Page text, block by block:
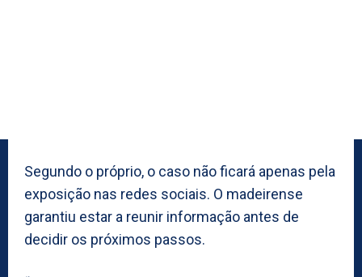
Segundo o próprio, o caso não ficará apenas pela
exposição nas redes sociais. O madeirense
garantiu estar a reunir informação antes de
decidir os próximos passos.